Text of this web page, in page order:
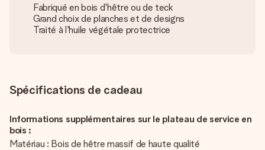
Fabriqué en bois d'hêtre ou de teck
Grand choix de planches et de designs
Traité à l'huile végétale protectrice
Spécifications de cadeau
Informations supplémentaires sur le plateau de service en
bois :
Matériau : Bois de hêtre massif de haute qualité